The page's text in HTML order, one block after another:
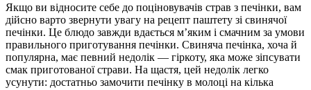
Якщо ви відносите себе до поціновувачів страв з печінки, вам
дійсно варто звернути увагу на рецепт паштету зі свинячої
печінки. Це блюдо завжди вдається м’яким і смачним за умови
правильного приготування печінки. Свиняча печінка, хоча й
популярна, має певний недолік — гіркоту, яка може зіпсувати
смак приготованої страви. На щастя, цей недолік легко
усунути: достатньо замочити печінку в молоці на кілька